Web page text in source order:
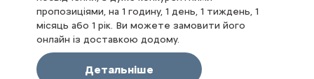
пропозиціями, на 1 годину, 1 день, 1 тиждень, 1
місяць або 1 рік. Ви можете замовити його
онлайн із доставкою додому.
Детальніше